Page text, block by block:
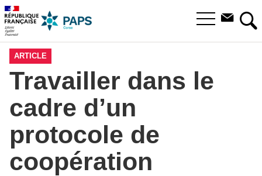
Aller
la
Aller
au
menu
Aller
au
contenu
Ouvrir
ARTICLE
Travailler dans le
cadre d’un
protocole de
coopération